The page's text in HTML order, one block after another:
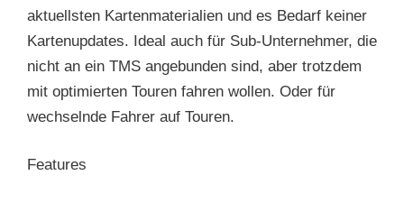
aktuellsten Kartenmaterialien und es Bedarf keiner
Kartenupdates. Ideal auch für Sub-Unternehmer, die
nicht an ein TMS angebunden sind, aber trotzdem
mit optimierten Touren fahren wollen. Oder für
wechselnde Fahrer auf Touren.
Features